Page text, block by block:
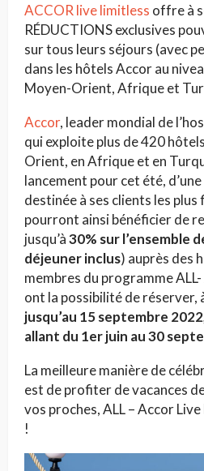
ACCOR live limitless offre à
RÉDUCTIONS exclusives
sur tous leurs séjours (avec
dans les hôtels Accor au
Moyen-Orient, Afrique et
Accor, leader mondial de
qui exploite plus de 420
Orient, en Afrique et en
lancement pour cet été,
destinée à ses clients les
pourront ainsi bénéficier de
jusqu’à30% sur l’ensemble
déjeuner inclus) auprès des
membres du programme
ont la possibilité de réserver,
jusqu’au 15 septembre
allant du 1er juin au 30
La meilleure manière de
est de profiter de vacances
vos proches, ALL – Accor
!